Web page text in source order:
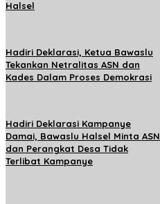
Halsel
Hadiri Deklarasi, Ketua Bawaslu
Tekankan Netralitas ASN dan
Kades Dalam Proses Demokrasi
Hadiri Deklarasi Kampanye
Damai, Bawaslu Halsel Minta ASN
dan Perangkat Desa Tidak
Terlibat Kampanye